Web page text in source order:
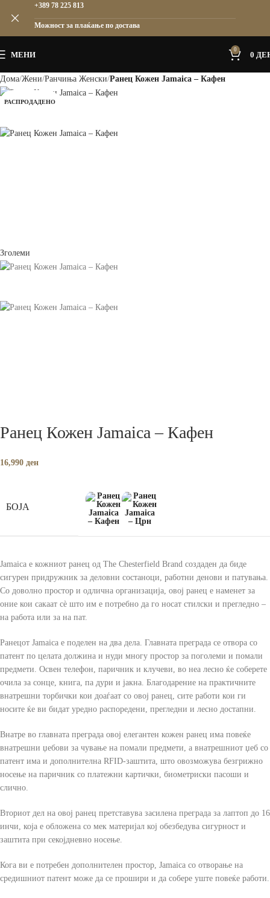
МЕНИ
0
0
Дома Жени Ранчиња Женски Ранец Кожен Jamaica – Кафен
РАСПРОДАДЕНО
Зголеми
Ранец Кожен Jamaica – Кафен
16,990 ден
БОЈА
Jamaica е кожниот ранец од The Chesterfield Brand создаден да биде
сигурен придружник за деловни состаноци, работни денови и патувања.
Со доволно простор и одлична организација, овој ранец е наменет за
оние кои сакаат сè што им е потребно да го носат стилски и прегледно –
на работа или за на пат.
Ранецот Jamaica е поделен на два дела. Главната преграда се отвора со
патент по целата должина и нуди многу простор за поголеми и помали
предмети. Освен телефон, паричник и клучеви, во неа лесно ќе соберете
очила за сонце, книга, па дури и јакна. Благодарение на практичните
внатрешни торбички кои доаѓаат со овој ранец, сите работи кои ги
носите ќе ви бидат уредно распоредени, прегледни и лесно достапни.
Внатре во главната преграда овој елегантен кожен ранец има повеќе
внатрешни џебови за чување на помали предмети, а внатрешниот џеб со
патент има и дополнителна RFID-заштита, што овозможува безгрижно
носење на паричник со платежни картички, биометриски пасоши и
слично.
Вториот дел на овој ранец претставува засилена преграда за лаптоп до 16
инчи, која е обложена со мек материјал кој обезбедува сигурност и
заштита при секојдневно носење.
Кога ви е потребен дополнителен простор, Jamaica со отворање на
средишниот патент може да се прошири и да собере уште повеќе работи.
+389 78 225 813
Можност за плаќање по достава